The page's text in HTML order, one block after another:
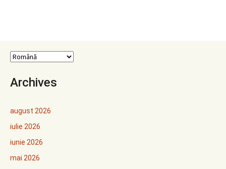
Archives
august 2026
iulie 2026
iunie 2026
mai 2026